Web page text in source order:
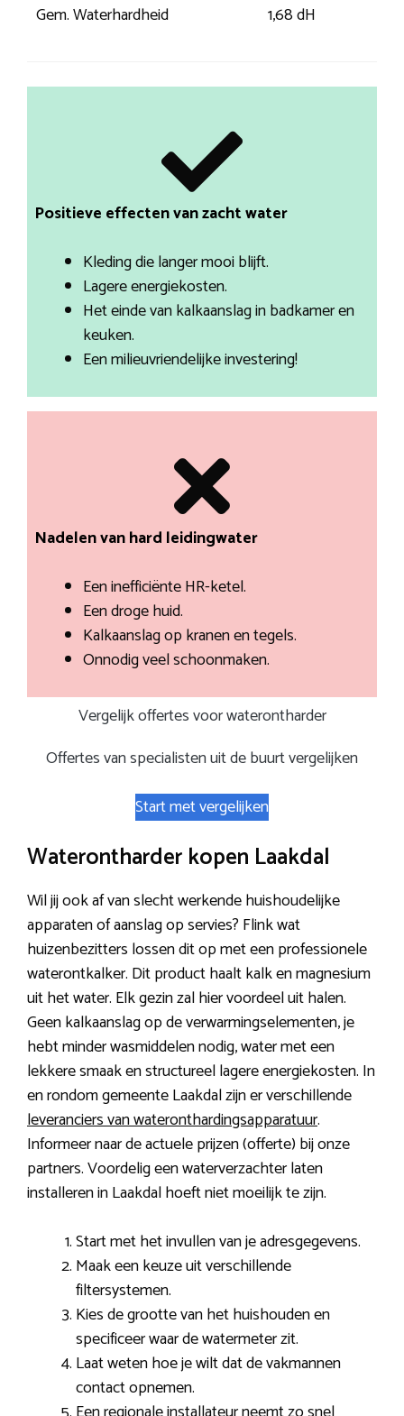
Gem. Waterhardheid
1,68 dH
Positieve effecten van zacht water
Kleding die langer mooi blijft.
Lagere energiekosten.
Het einde van kalkaanslag in badkamer en
keuken.
Een milieuvriendelijke investering!
Nadelen van hard leidingwater
Een inefficiënte HR-ketel.
Een droge huid.
Kalkaanslag op kranen en tegels.
Onnodig veel schoonmaken.
Vergelijk offertes voor waterontharder
Offertes van specialisten uit de buurt vergelijken
Start met vergelijken
Waterontharder kopen Laakdal
Wil jij ook af van slecht werkende huishoudelijke
apparaten of aanslag op servies? Flink wat
huizenbezitters lossen dit op met een professionele
waterontkalker. Dit product haalt kalk en magnesium
uit het water. Elk gezin zal hier voordeel uit halen.
Geen kalkaanslag op de verwarmingselementen, je
hebt minder wasmiddelen nodig, water met een
lekkere smaak en structureel lagere energiekosten. In
en rondom gemeente Laakdal zijn er verschillende
leveranciers van wateronthardingsapparatuur.
Informeer naar de actuele prijzen (offerte) bij onze
partners. Voordelig een waterverzachter laten
installeren in Laakdal hoeft niet moeilijk te zijn.
Start met het invullen van je adresgegevens.
Maak een keuze uit verschillende
filtersystemen.
Kies de grootte van het huishouden en
specificeer waar de watermeter zit.
Laat weten hoe je wilt dat de vakmannen
contact opnemen.